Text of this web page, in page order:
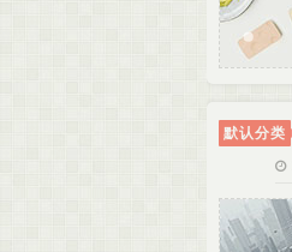
默认分类